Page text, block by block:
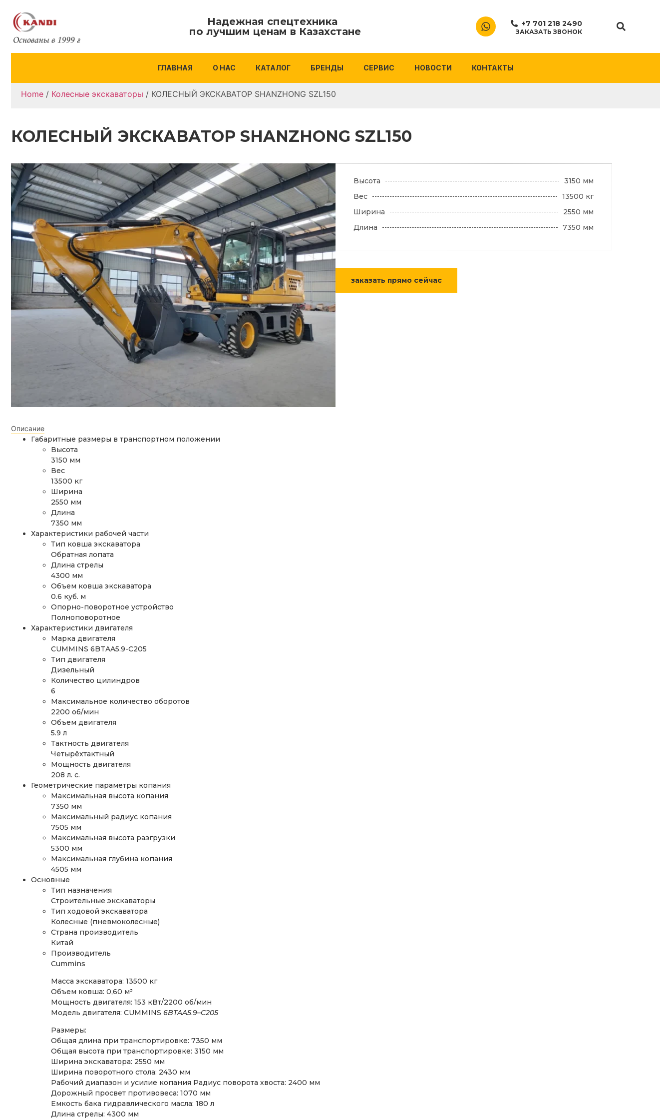
Надежная спецтехника
по лучшим ценам в Казахстане
+7 701 218 2490
ЗАКАЗАТЬ ЗВОНОК
ГЛАВНАЯ О НАС КАТАЛОГ БРЕНДЫ СЕРВИС НОВОСТИ КОНТАКТЫ
Home / Колесные экскаваторы / КОЛЕСНЫЙ ЭКСКАВАТОР SHANZHONG SZL150
КОЛЕСНЫЙ ЭКСКАВАТОР SHANZHONG SZL150
Высота
3150 мм
Вес
13500 кг
Ширина
2550 мм
Длина
7350 мм
заказать прямо сейчас
Описание
Габаритные размеры в транспортном положении
Высота
3150 мм
Вес
13500 кг
Ширина
2550 мм
Длина
7350 мм
Характеристики рабочей части
Тип ковша экскаватора
Обратная лопата
Длина стрелы
4300 мм
Объем ковша экскаватора
0.6 куб. м
Опорно-поворотное устройство
Полноповоротное
Характеристики двигателя
Марка двигателя
CUMMINS 6BTAA5.9-C205
Тип двигателя
Дизельный
Количество цилиндров
6
Максимальное количество оборотов
2200 об/мин
Объем двигателя
5.9 л
Тактность двигателя
Четырёхтактный
Мощность двигателя
208 л. с.
Геометрические параметры копания
Максимальная высота копания
7350 мм
Максимальный радиус копания
7505 мм
Максимальная высота разгрузки
5300 мм
Maксимальная глубина копания
4505 мм
Основные
Тип назначения
Строительные экскаваторы
Тип ходовой экскаватора
Колесные (пневмоколесные)
Страна производитель
Китай
Производитель
Cummins
Масса экскаватора: 13500 кг
Объем ковша: 0,60 м³
Мощность двигателя: 153 кВт/2200 об/мин
Модель двигателя: CUMMINS 6BTAA5.9–C205
Размеры:
Общая длина при транспортировке: 7350 мм
Общая высота при транспортировке: 3150 мм
Ширина экскаватора: 2550 мм
Ширина поворотного стола: 2430 мм
Рабочий диапазон и усилие копания Радиус поворота хвоста: 2400 мм
Дорожный просвет противовеса: 1070 мм
Емкость бака гидравлического масла: 180 л
Длина стрелы: 4300 мм